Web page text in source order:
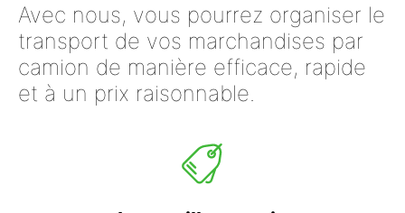
Avec nous, vous pourrez organiser le
transport de vos marchandises par
camion de manière efficace, rapide
et à un prix raisonnable.